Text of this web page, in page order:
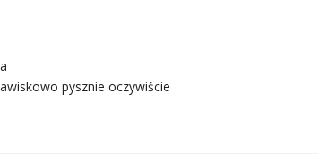
pysznie oczywiście